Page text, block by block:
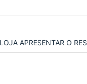
APRESENTAR O